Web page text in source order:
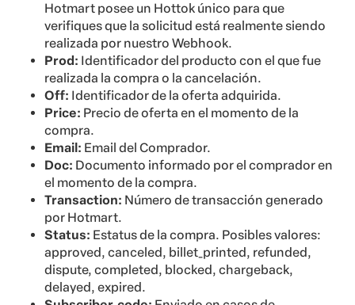
Hotmart posee un Hottok único para que
verifiques que la solicitud está realmente siendo
realizada por nuestro Webhook.
Prod: Identificador del producto con el que fue
realizada la compra o la cancelación.
Off: Identificador de la oferta adquirida.
Price: Precio de oferta en el momento de la
compra.
Email: Email del Comprador.
Doc: Documento informado por el comprador en
el momento de la compra.
Transaction: Número de transacción generado
por Hotmart.
Status: Estatus de la compra. Posibles valores:
approved, canceled, billet_printed, refunded,
dispute, completed, blocked, chargeback,
delayed, expired.